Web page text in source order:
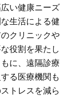
い健康ニーズ
生活による健
クリニックや
役割を果たし
に、遠隔診療
る医療機関も
トレスを減ら